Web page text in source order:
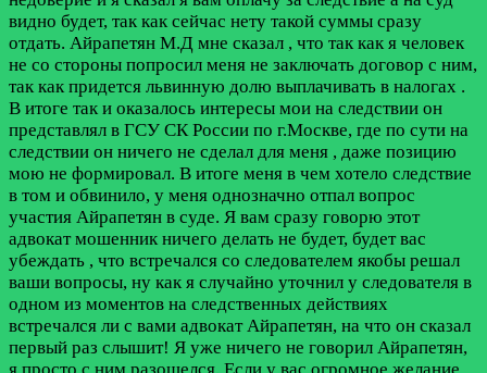
видно будет, так как сейчас нету такой суммы сразу
отдать. Айрапетян М.Д мне сказал , что так как я человек
не со стороны попросил меня не заключать договор с ним,
так как придется львинную долю выплачивать в налогах .
В итоге так и оказалось интересы мои на следствии он
представлял в ГСУ СК России по г.Москве, где по сути на
следствии он ничего не сделал для меня , даже позицию
мою не формировал. В итоге меня в чем хотело следствие
в том и обвинило, у меня однозначно отпал вопрос
участия Айрапетян в суде. Я вам сразу говорю этот
адвокат мошенник ничего делать не будет, будет вас
убеждать , что встречался со следователем якобы решал
ваши вопросы, ну как я случайно уточнил у следователя в
одном из моментов на следственных действиях
встречался ли с вами адвокат Айрапетян, на что он сказал
первый раз слышит! Я уже ничего не говорил Айрапетян,